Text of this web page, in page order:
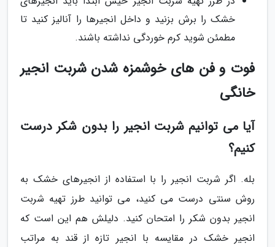
خشک را برش بزنید و داخل انجیرها را آنالیز کنید تا
مطمئن شوید کرم خوردگی نداشته باشند.
فوت و فن های خوشمزه شدن شربت انجیر
خانگی
آیا می توانیم شربت انجیر را بدون شکر درست
کنیم؟
بله. اگر شربت انجیر را با استفاده از انجیرهای خشک به
روش سنتی درست می کنید، می توانید طرز تهیه شربت
انجیر بدون شکر را امتحان کنید. دلیلش هم این است که
انجیر خشک در مقایسه با انجیر تازه از قند به مراتب